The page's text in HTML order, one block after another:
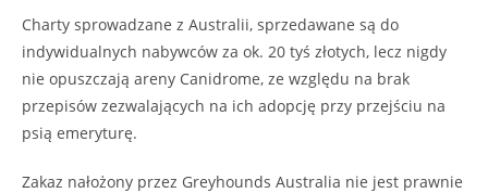
Charty sprowadzane z Australii, sprzedawane są do
indywidualnych nabywców za ok. 20 tyś złotych, lecz nigdy
nie opuszczają areny Canidrome, ze względu na brak
przepisów zezwalających na ich adopcję przy przejściu na
psią emeryturę.
Zakaz nałożony przez Greyhounds Australia nie jest prawnie